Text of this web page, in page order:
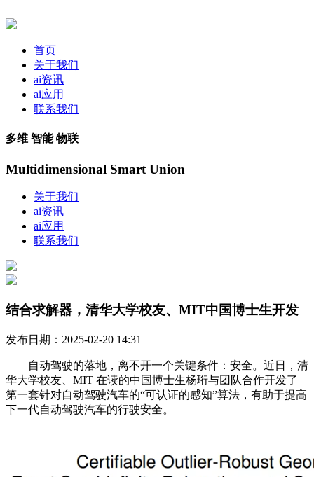
首页
关于我们
ai资讯
ai应用
联系我们
多维 智能 物联
Multidimensional Smart Union
关于我们
ai资讯
ai应用
联系我们
结合求解器，清华大学校友、MIT中国博士生开发
发布日期：2025-02-20 14:31
自动驾驶的落地，离不开一个关键条件：安全。近日，清
华大学校友、MIT 在读的中国博士生杨珩与团队合作开发了
第一套针对自动驾驶汽车的“可认证的感知”算法，有助于提高
下一代自动驾驶汽车的行驶安全。